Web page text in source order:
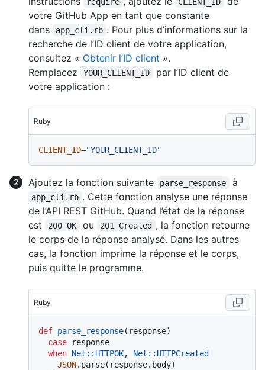
votre GitHub App en tant que constante
dans
app_cli.rb . Pour plus d’informations sur la
recherche de l’ID client de votre application,
consultez « Obtenir l’ID client ».
Remplacez
YOUR_CLIENT_ID
par l’ID client de
votre application :
Ruby
CLIENT_ID="YOUR_CLIENT_ID"
Ajoutez la fonction suivante parse_response à
app_cli.rb . Cette fonction analyse une réponse
de l’API REST GitHub. Quand l’état de la réponse
est
200 OK ou 201 Created , la fonction retourne
le corps de la réponse analysé. Dans les autres
cas, la fonction imprime la réponse et le corps,
puis quitte le programme.
Ruby
def parse_response( response)
case response
when Net : :HTTPOK, Net : :HTTPCreated
JSON.parse(response.body)